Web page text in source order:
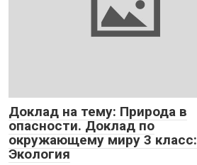
Доклад на тему: Природа в
опасности. Доклад по
окружающему миру 3 класс:
Экология